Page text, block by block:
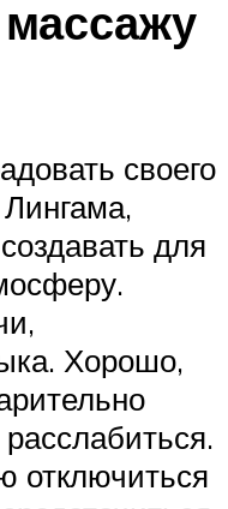
своего
для
Хорошо,
отключиться